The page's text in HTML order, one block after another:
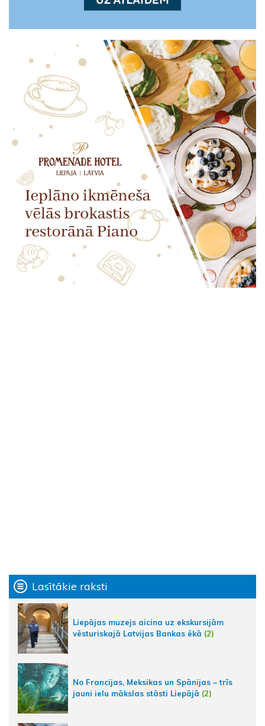
Lasītākie raksti
Liepājas muzejs aicina uz ekskursijām
vēsturiskajā Latvijas Bankas ēkā (2)
No Francijas, Meksikas un Spānijas – trīs
jauni ielu mākslas stāsti Liepājā (2)